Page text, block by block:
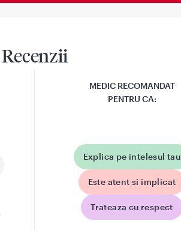
Recenzii
MEDIC RECOMANDAT
PENTRU CA:
Explica pe intelesul tau
Este atent si implicat
Trateaza cu respect